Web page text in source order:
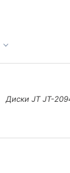
Диски JT JT-